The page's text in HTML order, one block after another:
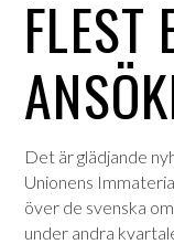
FLEST
Det är glädjande
Unionens
över de svenska
under andra